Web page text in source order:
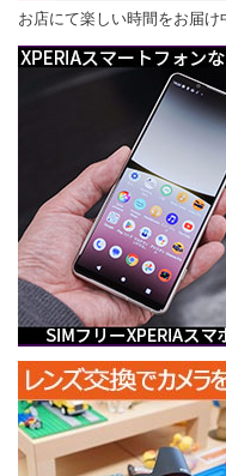
お店にて楽しい時間をお届け